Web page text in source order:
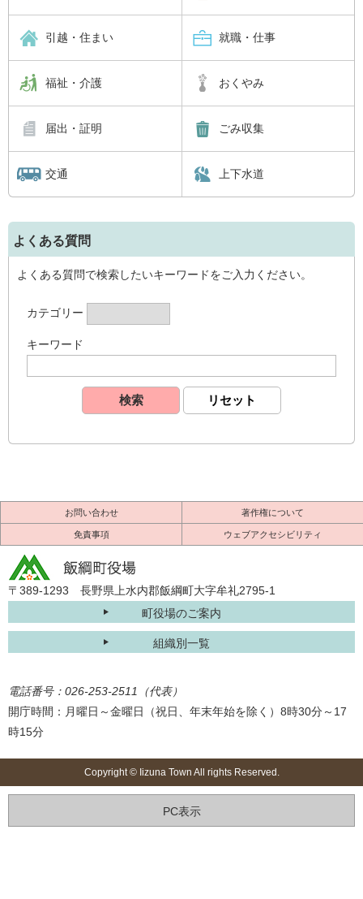
引越・住まい 就職・仕事
福祉・介護 おくやみ
届出・証明 ごみ収集
交通 上下水道
よくある質問
よくある質問で検索したいキーワードをご入力ください。
カテゴリー
キーワード
お問い合わせ 著作権について
免責事項 ウェブアクセシビリティ
〒389-1293 長野県上水内郡飯綱町大字牟礼2795-1
町役場のご案内
組織別一覧
電話番号：026-253-2511（代表）
開庁時間：月曜日～金曜日（祝日、年末年始を除く）8時30分～17
時15分
Copyright © Iizuna Town All rights Reserved.
PC表示